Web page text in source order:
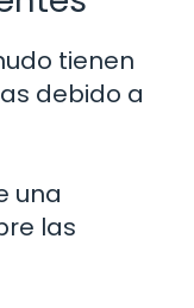
tienen
debido a
una
las